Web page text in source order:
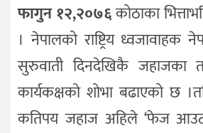
फागुन १२,२०७६कोठाका
। नेपालको राष्ट्रिय ध्वजावाहक
सुरुवाती दिनदेखिकै जहाजका
कार्यकक्षको शोभा बढाएको छ
कतिपय जहाज अहिले ‘फेज